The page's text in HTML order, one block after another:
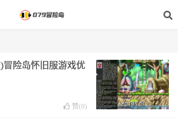
冒险岛怀旧服游戏优
赞(0)